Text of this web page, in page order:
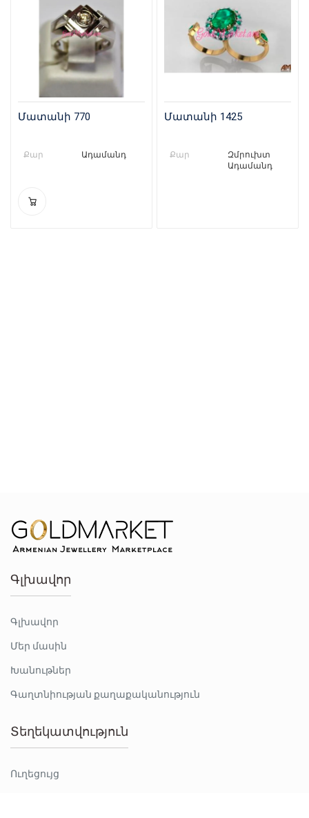
Մատանի 770
Քար Ադամանդ
Մատանի 1425
Քար
Զմրուխտ
Ադամանդ
Գլխավոր
Գլխավոր
Մեր մասին
Խանութներ
Գաղտնիության քաղաքականություն
Տեղեկատվություն
Ուղեցույց